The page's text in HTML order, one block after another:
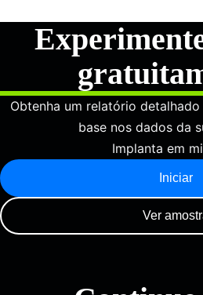
Obtenha um relatório
base nos dados da
Implanta em
Iniciar
Ver